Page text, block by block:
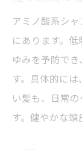
アミノ酸系シ
にあります。
ゆみを予防で
す。具体的に
い髪も、日常
す。健やかな頭